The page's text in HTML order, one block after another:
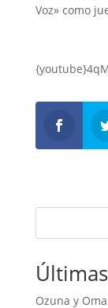
Voz» como
Ozuna y